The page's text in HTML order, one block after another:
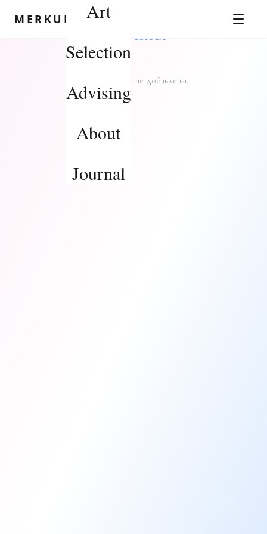
MERKUROVArt
Selection
Advising
About
Journal
Проекты
Проекты пока не добавлены.